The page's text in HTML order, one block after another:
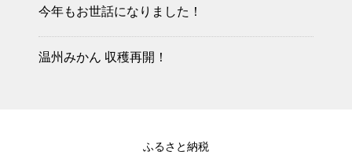
今年もお世話になりました！
温州みかん 収穫再開！
ふるさと納税